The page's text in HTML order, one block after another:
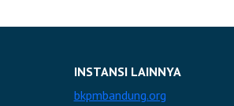
INSTANSI LAINNYA
bkpmbandung.org